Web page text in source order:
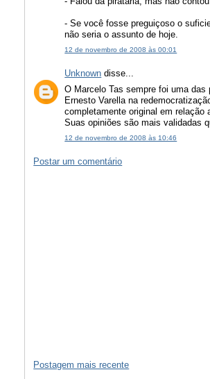
- Se você fosse preguiçoso o
não seria o assunto de hoje.
12 de novembro de 2008 às 00:01
Unknown disse...
O Marcelo Tas sempre foi uma
Ernesto Varella na
completamente original em relação
Suas opiniões são mais validadas
12 de novembro de 2008 às 10:46
Postar um comentário
Postagem mais recente